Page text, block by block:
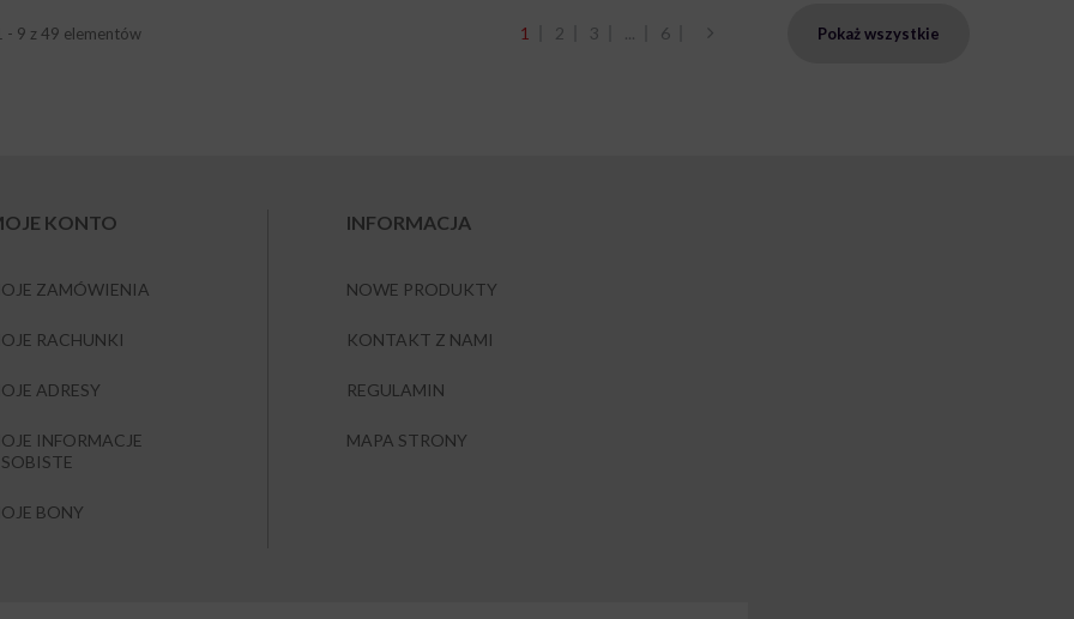
Pokaż wszystkie
1 2 3 6
- 9 z 49 elementów
KONTO
ZAMÓWIENIA
RACHUNKI
ADRESY
INFORMACJE
BONY
INFORMACJA
NOWE PRODUKTY
KONTAKT Z NAMI
REGULAMIN
MAPA STRONY